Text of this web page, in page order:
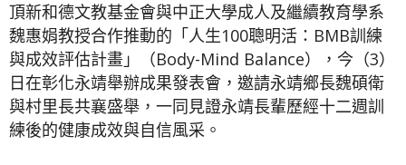
頂新和德文教基金會與中正大學成人及繼續教育學系
魏惠娟教授合作推動的「人生100聰明活：BMB訓練
與成效評估計畫」（Body-Mind Balance），今（3）
日在彰化永靖舉辦成果發表會，邀請永靖鄉長魏碩衛
與村里長共襄盛舉，一同見證永靖長輩歷經十二週訓
練後的健康成效與自信風采。